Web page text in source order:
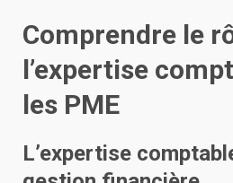
Comprendre le
l’expertise
les PME
L’expertise